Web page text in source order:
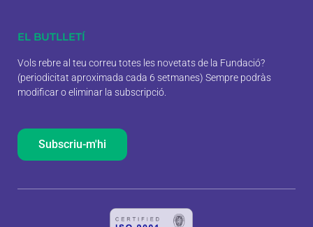
EL BUTLLETÍ
Vols rebre al teu correu totes les novetats de la Fundació?
(periodicitat aproximada cada 6 setmanes) Sempre podràs
modificar o eliminar la subscripció.
Subscriu-m'hi